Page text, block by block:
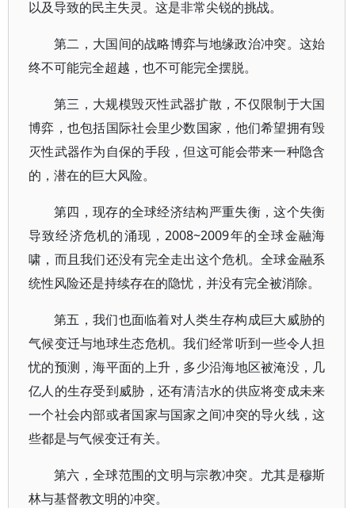
以及导致的民主失灵。这是非常尖锐的挑战。
第二，大国间的战略博弈与地缘政治冲突。这始
终不可能完全超越，也不可能完全摆脱。
第三，大规模毁灭性武器扩散，不仅限制于大国
博弈，也包括国际社会里少数国家，他们希望拥有毁
灭性武器作为自保的手段，但这可能会带来一种隐含
的，潜在的巨大风险。
第四，现存的全球经济结构严重失衡，这个失衡
导致经济危机的涌现，2008~2009年的全球金融海
啸，而且我们还没有完全走出这个危机。全球金融系
统性风险还是持续存在的隐忧，并没有完全被消除。
第五，我们也面临着对人类生存构成巨大威胁的
气候变迁与地球生态危机。我们经常听到一些令人担
忧的预测，海平面的上升，多少沿海地区被淹没，几
亿人的生存受到威胁，还有清洁水的供应将变成未来
一个社会内部或者国家与国家之间冲突的导火线，这
些都是与气候变迁有关。
第六，全球范围的文明与宗教冲突。尤其是穆斯
林与基督教文明的冲突。